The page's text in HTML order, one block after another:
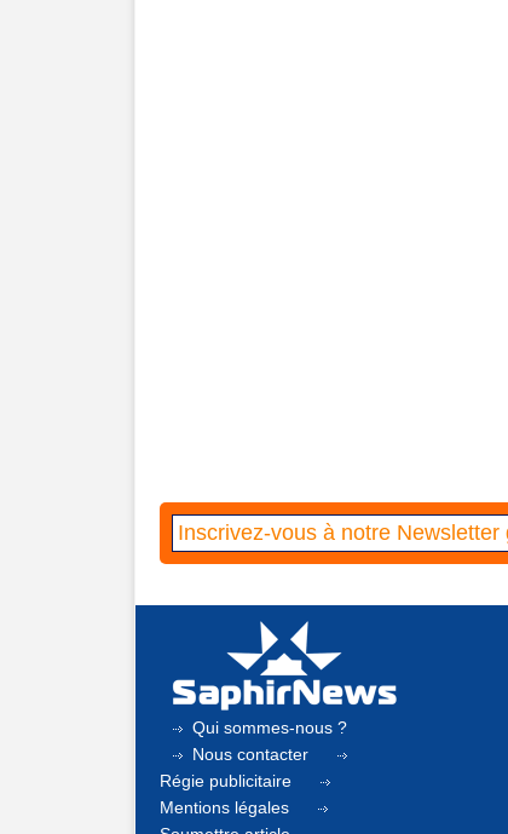
Qui sommes-nous ?
Nous contacter
Régie publicitaire
Mentions légales